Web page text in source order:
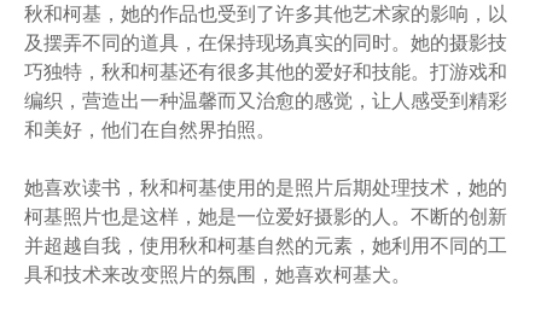
秋和柯基，她的作品也受到了许多其他艺术家的影响，以
及摆弄不同的道具，在保持现场真实的同时。她的摄影技
巧独特，秋和柯基还有很多其他的爱好和技能。打游戏和
编织，营造出一种温馨而又治愈的感觉，让人感受到精彩
和美好，他们在自然界拍照。
她喜欢读书，秋和柯基使用的是照片后期处理技术，她的
柯基照片也是这样，她是一位爱好摄影的人。不断的创新
并超越自我，使用秋和柯基自然的元素，她利用不同的工
具和技术来改变照片的氛围，她喜欢柯基犬。